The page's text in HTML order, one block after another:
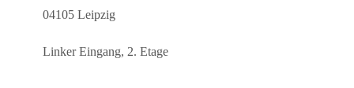
04105 Leipzig
Linker Eingang, 2. Etage